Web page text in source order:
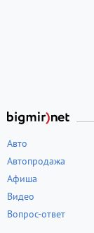
Авто
Автопродажа
Афиша
Видео
Вопрос-ответ